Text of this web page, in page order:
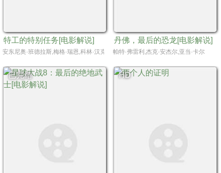
特工的特别任务[电影解说]
安东尼奥·班德拉斯,梅格·瑞恩,科林·汉克斯,塞尔玛·布莱尔
丹佛，最后的恐龙[电影解说]
帕特·弗雷利,杰克·安杰尔,亚当·卡尔
已完结 HD